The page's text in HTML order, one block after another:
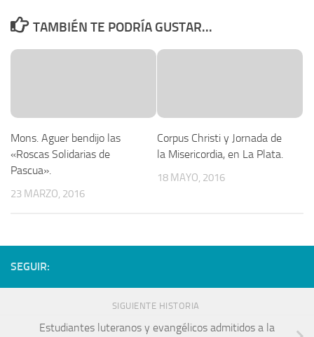
TAMBIÉN TE PODRÍA GUSTAR...
Mons. Aguer bendijo las
«Roscas Solidarias de
Pascua».
23 MARZO, 2016
Corpus Christi y Jornada de
la Misericordia, en La Plata.
18 MAYO, 2016
SEGUIR:
SIGUIENTE HISTORIA
Estudiantes luteranos y evangélicos admitidos a la